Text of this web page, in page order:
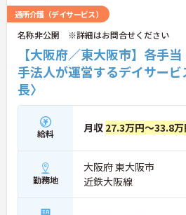
通所介護（デイサービス）
名称非公開 ※詳細はお問合せください
【大阪府／東大阪市】各手
手法人が運営するデイサー
長〉
給料 月収 27.3万円～33.8万
勤務地
大阪府 東大阪市
近鉄大阪線